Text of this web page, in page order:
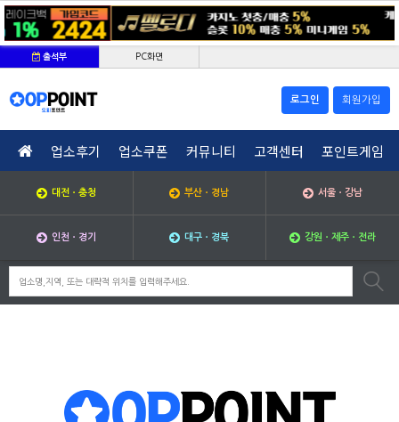
출석부 PC화면
로그인 회원가입
업소후기 업소쿠폰 커뮤니티 고객센터 포인트게임
대전ㆍ충청 부산ㆍ경남 서울ㆍ강남
인천ㆍ경기 대구ㆍ경북 강원ㆍ제주ㆍ전라